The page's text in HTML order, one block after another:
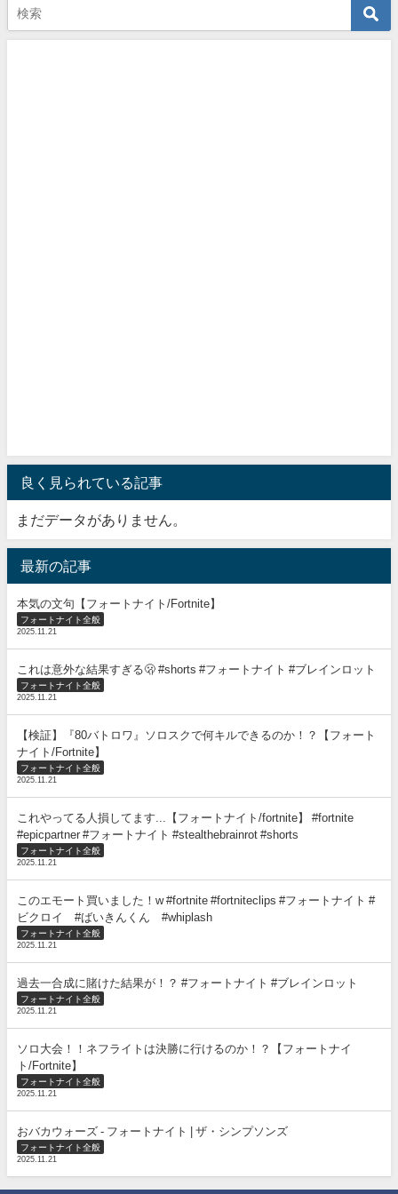
良く見られている記事
まだデータがありません。
最新の記事
本気の文句【フォートナイト/Fortnite】
フォートナイト全般
2025.11.21
これは意外な結果すぎる🫢 #shorts #フォートナイト #ブレインロット
フォートナイト全般
2025.11.21
【検証】『80バトロワ』ソロスクで何キルできるのか！？【フォート
ナイト/Fortnite】
フォートナイト全般
2025.11.21
これやってる人損してます...【フォートナイト/fortnite】 #fortnite
#epicpartner #フォートナイト #stealthebrainrot #shorts
フォートナイト全般
2025.11.21
このエモート買いました！w #fortnite #fortniteclips #フォートナイト #
ビクロイ #ばいきんくん #whiplash
フォートナイト全般
2025.11.21
過去一合成に賭けた結果が！？ #フォートナイト #ブレインロット
フォートナイト全般
2025.11.21
ソロ大会！！ネフライトは決勝に行けるのか！？【フォートナイ
ト/Fortnite】
フォートナイト全般
2025.11.21
おバカウォーズ - フォートナイト | ザ・シンプソンズ
フォートナイト全般
2025.11.21